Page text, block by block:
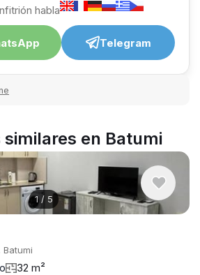
habla
Telegram
en Batumi
1/ 5
32 m²